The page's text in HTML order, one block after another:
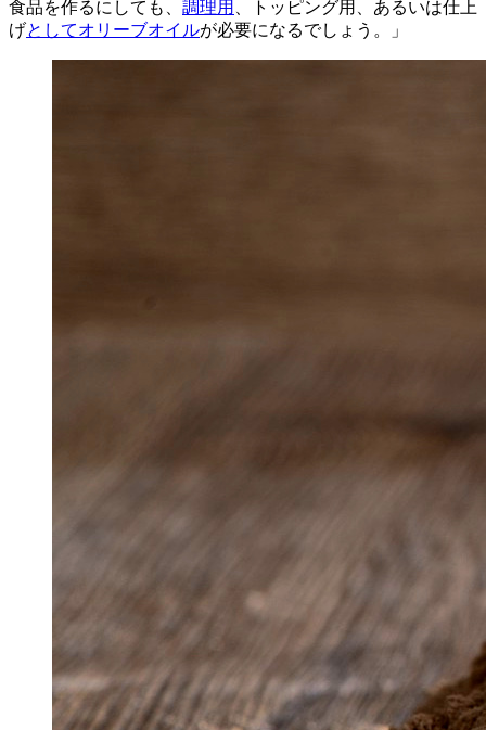
食品を作るにしても、 調理用
、トッピング用、あるいは仕上
げとしてオリーブオイルが必要になるでしょう。」